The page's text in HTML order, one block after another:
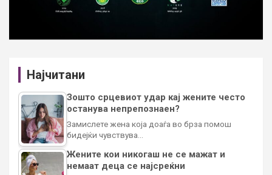
Најчитани
Зошто срцевиот удар кај жените често
останува непрепознаен?
Замислете жена која доаѓа во брза помош
бидејќи чувствува…
Жените кои никогаш не се мажат и
немаат деца се најсреќни